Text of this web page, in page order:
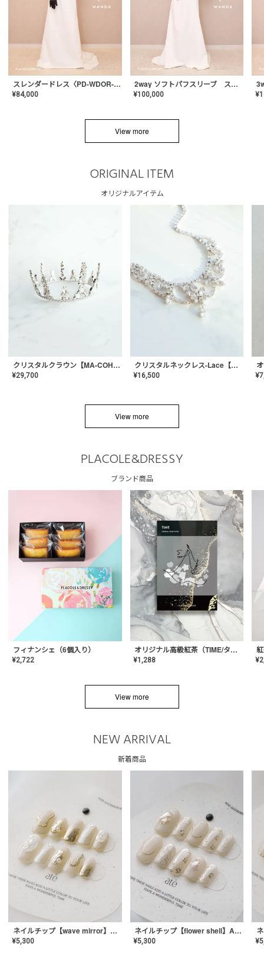
スレンダードレス〈PD-WDOR-2110〉
¥84,000
2way ソフトパフスリーブ スレンダードレス〈PD-WDOR-2112〉
¥100,000 ¥
View more
ORIGINAL ITEM
オリジナルアイテム
クリスタルクラウン【MA-COHD-01】韓国風クラウン/ウェディングクラウン/ティアラ
¥29,700
クリスタルネックレス-Lace【MA-CONL-02】
¥16,500 ¥
View more
PLACOLE&DRESSY
ブランド商品
フィナンシェ（6個入り）
¥2,722
オリジナル高級紅茶（TIME/タイム）【ギフト/プチギフト/プレゼント/内祝い/結婚式/オリジナル配合/高品質/ハーブティー/茶葉/記念日/お返し/手土産/美容/おしゃれ】
¥1,288 ¥
View more
NEW ARRIVAL
新着商品
ネイルチップ【wave mirror】AE-CONA-04
¥5,300
ネイルチップ【flower shell】AE-CONA-03
¥5,300 ¥